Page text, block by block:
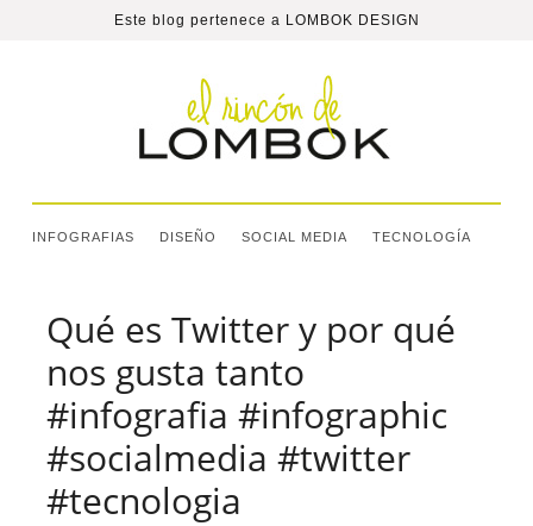
Este blog pertenece a LOMBOK DESIGN
INFOGRAFIAS DISEÑO SOCIAL MEDIA TECNOLOGÍA
Qué es Twitter y por qué
nos gusta tanto
#infografia #infographic
#socialmedia #twitter
#tecnologia